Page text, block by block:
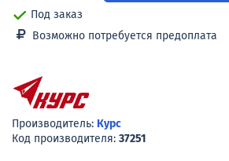
Под заказ
Возможно потребуется предоплата
Производитель: Курс
Код производителя: 37251